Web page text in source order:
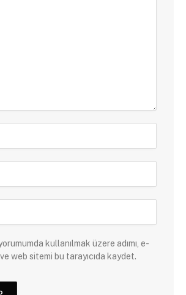
kullanılmak üzere adımı, e-
web sitemi bu tarayıcıda kaydet.